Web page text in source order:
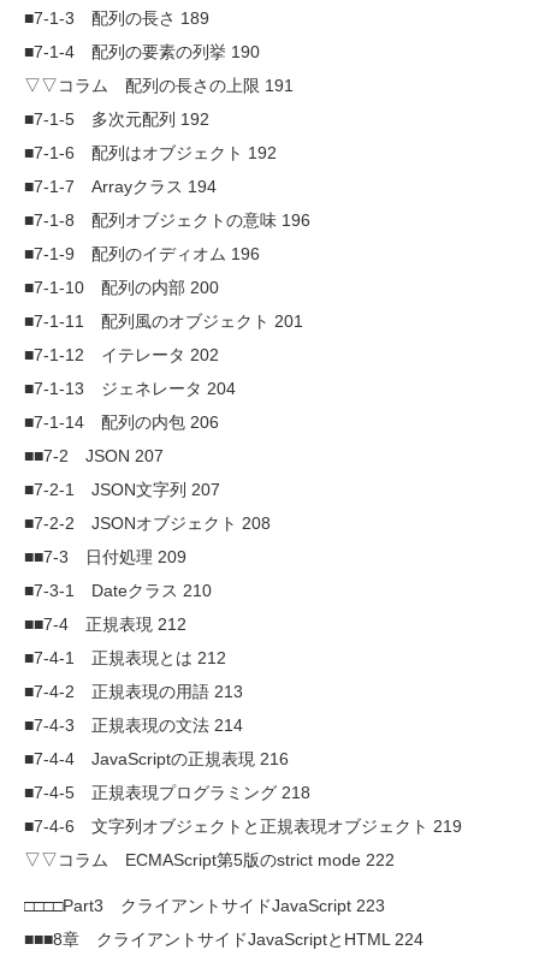
■7-1-3 配列の長さ 189
■7-1-4 配列の要素の列挙 190
▽▽コラム 配列の長さの上限 191
■7-1-5 多次元配列 192
■7-1-6 配列はオブジェクト 192
■7-1-7 Arrayクラス 194
■7-1-8 配列オブジェクトの意味 196
■7-1-9 配列のイディオム 196
■7-1-10 配列の内部 200
■7-1-11 配列風のオブジェクト 201
■7-1-12 イテレータ 202
■7-1-13 ジェネレータ 204
■7-1-14 配列の内包 206
■■7-2 JSON 207
■7-2-1 JSON文字列 207
■7-2-2 JSONオブジェクト 208
■■7-3 日付処理 209
■7-3-1 Dateクラス 210
■■7-4 正規表現 212
■7-4-1 正規表現とは 212
■7-4-2 正規表現の用語 213
■7-4-3 正規表現の文法 214
■7-4-4 JavaScriptの正規表現 216
■7-4-5 正規表現プログラミング 218
■7-4-6 文字列オブジェクトと正規表現オブジェクト 219
▽▽コラム ECMAScript第5版のstrict mode 222
□□□□Part3 クライアントサイドJavaScript 223
■■■8章 クライアントサイドJavaScriptとHTML 224